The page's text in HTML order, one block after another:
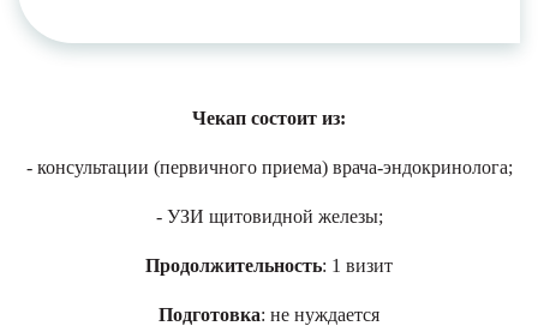
Чекап состоит из:
- консультации (первичного приема) врача-эндокринолога;
- УЗИ щитовидной железы;
Продолжительность: 1 визит
Подготовка: не нуждается